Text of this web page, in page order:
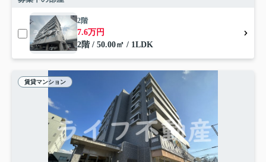
2階
7.6万円
2階 / 50.00㎡ / 1LDK
賃貸マンション